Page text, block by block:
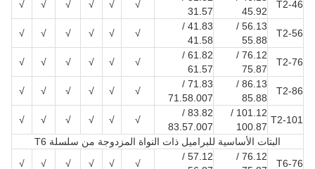
T2-46
45.92
31.57
√
√
√
√
√
√
T2-56
56.13 /
55.88
41.83 /
41.58
√
√
√
√
√
√
T2-76
76.12 /
75.87
61.82 /
61.57
√
√
√
√
√
√
T2-86
86.13 /
85.88
71.83 /
71.58.007
√
√
√
√
√
√
T2-101
101.12 /
100.87
83.82 /
83.57.007
√
√
√
√
√
√
البتات الأساسية للبراميل ذات النواة المزدوجة من سلسلة T6
T6-76
76.12 /
57.12 /
√
√
√
√
√
√